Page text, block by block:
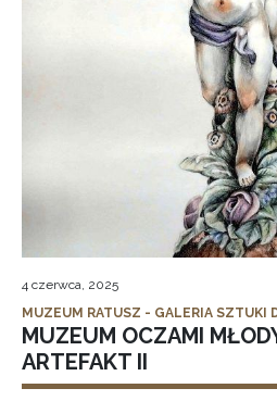
4 czerwca, 2025
MUZEUM RATUSZ - GALERIA SZTUKI
MUZEUM OCZAMI
ARTEFAKT II